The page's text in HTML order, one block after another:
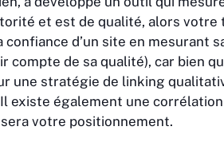
et est de qualité, alors
d’un site en mesurant
compte de sa qualité), car bien
une stratégie de linking
existe également une
votre positionnement.